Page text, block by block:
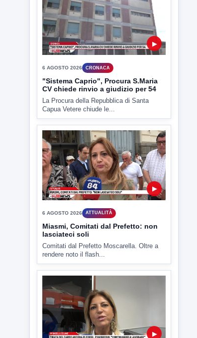
▶
6 AGOSTO 2026 CRONACA
"Sistema Caprio", Procura S.Maria
CV chiede rinvio a giudizio per 54
La Procura della Repubblica di Santa
Capua Vetere chiude le...
▶
6 AGOSTO 2026 ATTUALITÀ
Miasmi, Comitati dal Prefetto: non
lasciateci soli
Comitati dal Prefetto Moscarella. Oltre a
rendere noto il flash...
▶